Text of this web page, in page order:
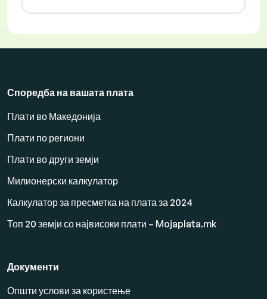
Споредба на вашата плата
Плати во Македонија
Плати по региони
Плати во други земји
Милионерски калкулатор
Калкулатор за пресметка на плата за 2024
Топ 20 земји со највисоки плати – Mojaplata.mk
Документи
Општи услови за користење